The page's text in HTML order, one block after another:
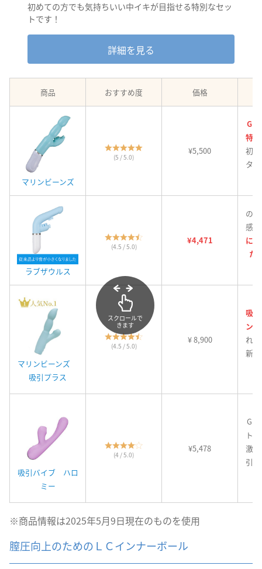
初めての方でも気持ちいい中イキが目指せる特別なセッ
トです！
詳細を見る
商品 おすすめ度 価格
マリンビーンズ
(5 / 5.0)
¥5,500
G
特
初
タ
ラブザウルス
(4.5 / 5.0)
¥4,471
の
感！
に
た
マリンビーンズ
吸引プラス
(4.5 / 5.0)
¥ 8,900
吸
ン
れ
新
吸引バイブ ハロ
ミー
(4 / 5.0)
¥5,478
G
ト
激
引
スクロールで
きます
※商品情報は2025年5月9日現在のものを使用
膣圧向上のためのＬＣインナーボール